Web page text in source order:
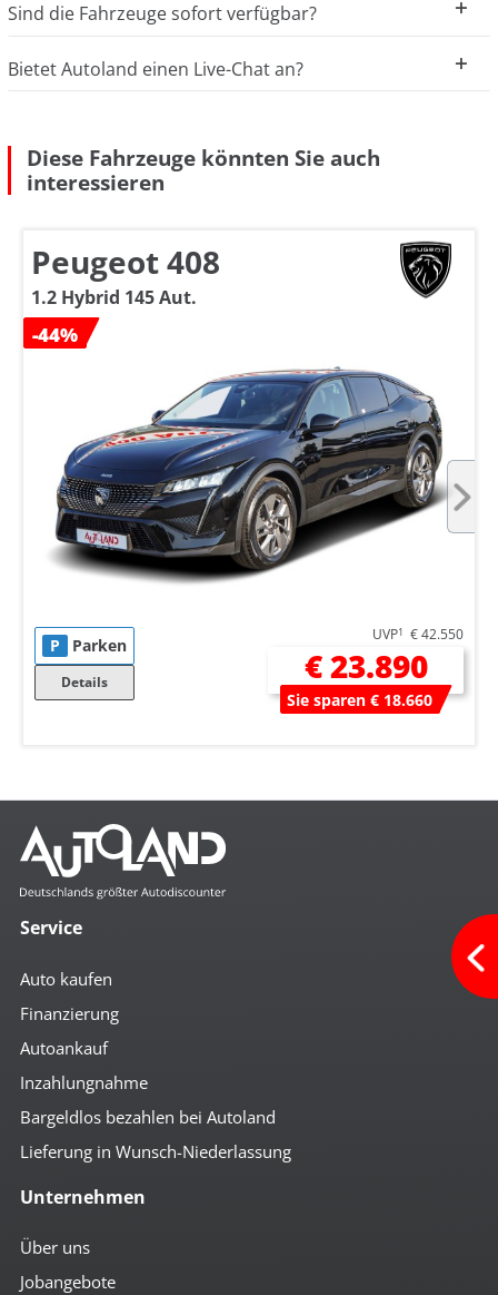
Sind die Fahrzeuge sofort verfügbar?
Bietet Autoland einen Live-Chat an?
Diese Fahrzeuge könnten Sie auch
interessieren
Peugeot 408
1.2 Hybrid 145 Aut.
-44%
P Parken
Details
UVP1 € 42.550
€ 23.890
Sie sparen € 18.660
Service
Auto kaufen
Finanzierung
Autoankauf
Inzahlungnahme
Bargeldlos bezahlen bei Autoland
Lieferung in Wunsch-Niederlassung
Unternehmen
Über uns
Jobangebote